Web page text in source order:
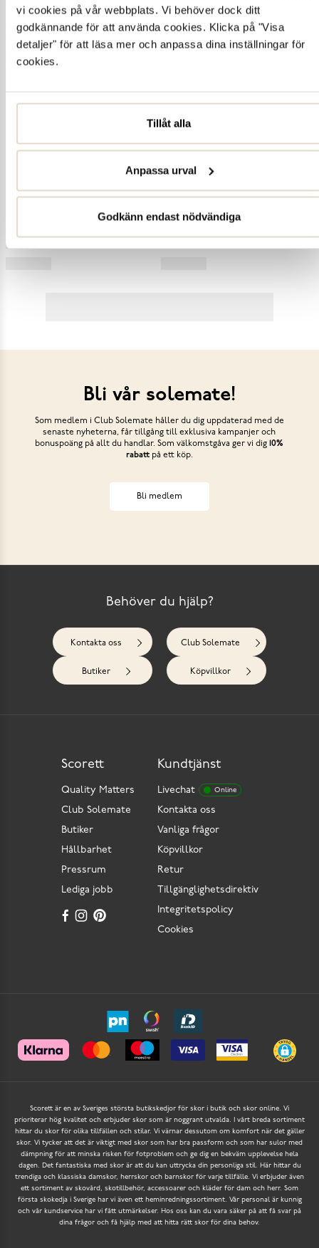
vi cookies på vår webbplats. Vi behöver dock ditt
godkännande för att använda cookies. Klicka på "Visa
detaljer" för att läsa mer och anpassa dina inställningar för
cookies.
Tillåt alla
Anpassa urval
Godkänn endast nödvändiga
Bli vår solemate!
Som medlem i Club Solemate håller du dig uppdaterad med de
senaste nyheterna, får tillgång till exklusiva kampanjer och
bonuspoäng på allt du handlar. Som välkomstgåva ger vi dig 10%
rabattpå ett köp.
Bli medlem
Behöver du hjälp?
Kontakta oss Club Solemate
Butiker Köpvillkor
Kundtjänst
Livechat Online
Kontakta oss
Vanliga frågor
Köpvillkor
Retur
Tillgänglighetsdirektiv
Integritetspolicy
Cookies
Scorett
Quality Matters
Club Solemate
Butiker
Hållbarhet
Pressrum
Lediga jobb
Scorett är en av Sveriges största butikskedjor för skor i butik och skor online. Vi
prioriterar hög kvalitet och erbjuder skor som är noggrant utvalda. I vårt breda sortiment
hittar du skor för olika tillfällen och stilar. Vi värnar dessutom om komfort när det gäller
skor. Vi tycker att det är viktigt med skor som har bra passform och som har sulor med
dämpning för att minska risken för fotproblem och ge dig en bekväm upplevelse hela
dagen. Det fantastiska med skor är att du kan uttrycka din personliga stil. Här hittar du
trendiga och klassiska damskor, herrskor och barnskor för varje tillfälle. Vi erbjuder även
ett sortiment av skovård, skotillbehör, accessoarer och kläder för dam och herr. Som
första skokedja i Sverige har vi även ett heminredningssortiment. Vår personal är kunnig
och vår kundservice har vi fått utmärkelser. Hos oss kan du vara säker på att få svar på
dina frågor och få hjälp med att hitta rätt skor för dina behov.